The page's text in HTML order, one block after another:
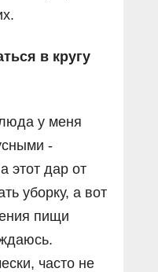
в кругу
у меня
-
этот дар от
уборку, а вот
пищи
часто не